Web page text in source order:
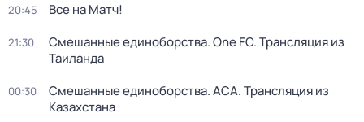
20:45 Все на Матч!
21:30
Смешанные единоборства. One FC. Трансляция из
Таиланда
00:30
Смешанные единоборства. АСА. Трансляция из
Казахстана